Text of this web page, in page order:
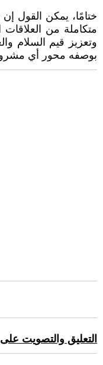
ختامًا، يمكن القول
متكاملة من العلاقات
وتعزيز قيم السلام
بوصفه محور أي
التعليق والتصويت